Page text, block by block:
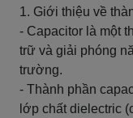
1. Giới thiệu về
- Capacitor là một
trữ và giải phóng
trường.
- Thành phần
lớp chất dielectric